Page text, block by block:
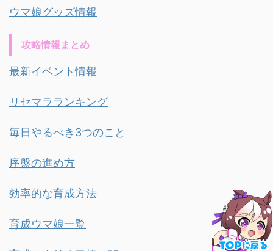
ウマ娘グッズ情報
攻略情報まとめ
最新イベント情報
リセマラランキング
毎日やるべき3つのこと
序盤の進め方
効率的な育成方法
育成ウマ娘一覧